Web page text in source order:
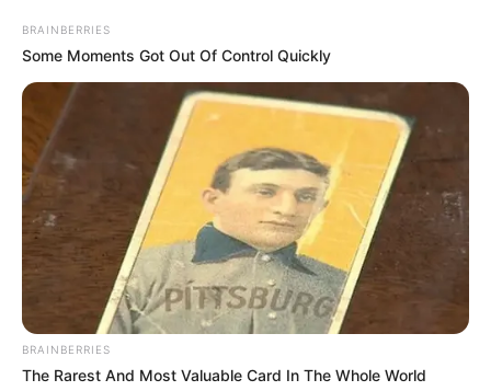
polako, ali sam sigurno znao: želim da živim sa njom ceo život.
Četiri meseca nakon što smo počeli da se viđamo, predložio
sam joj da živimo zajedno i ona je pristala. A nekoliko meseci
kasnije podneli smo zahtev za brak.
BRAINBERRIES
Some Moments Got Out Of Control Quickly
BRAINBERRIES
The Rarest And Most Valuable Card In The Whole World